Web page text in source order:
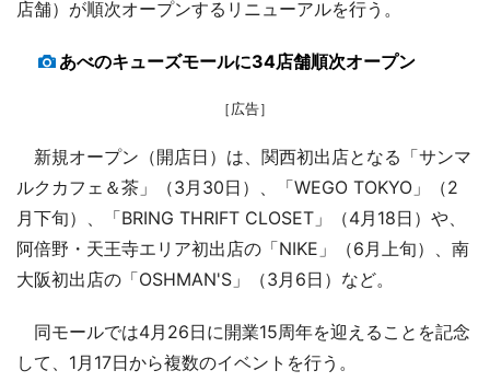
店舗）が順次オープンするリニューアルを行う。
あべのキューズモールに34店舗順次オープン
［広告］
新規オープン（開店日）は、関西初出店となる「サンマ
ルクカフェ＆茶」（3月30日）、「WEGO TOKYO」（2
月下旬）、「BRING THRIFT CLOSET」（4月18日）や、
阿倍野・天王寺エリア初出店の「NIKE」（6月上旬）、南
大阪初出店の「OSHMAN'S」（3月6日）など。
同モールでは4月26日に開業15周年を迎えることを記念
して、1月17日から複数のイベントを行う。